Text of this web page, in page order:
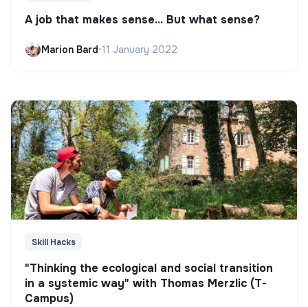
A job that makes sense... But what sense?
Marion Bard•11 January 2022
Skill Hacks
"Thinking the ecological and social transition
in a systemic way" with Thomas Merzlic (T-
Campus)